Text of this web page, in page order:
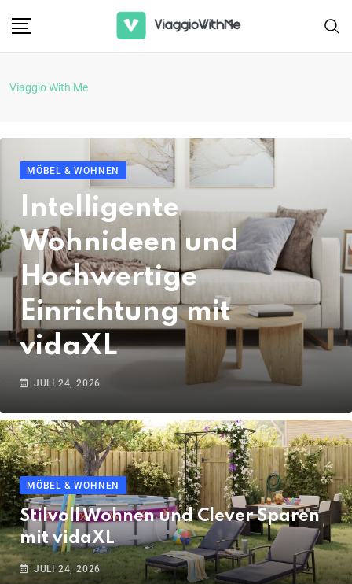
Viaggio With Me
MÖBEL & WOHNEN
Intelligente
Wohnideen und
Hochwertige
Einrichtung mit
vidaXL
JULI 24, 2026
MÖBEL & WOHNEN
Stilvoll Wohnen und Clever Sparen
mit vidaXL
JULI 24, 2026